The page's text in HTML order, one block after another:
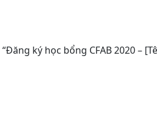
ký học bổng CFAB 2020 –